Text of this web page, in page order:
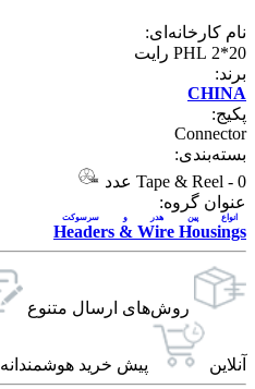
نام کارخانه‌ای:
PHL 2*20 رایت
برند:
CHINA
پکیج:
Connector
بسته‌بندی:
Tape & Reel - 0 عدد
عنوان گروه:
Headers & Wire Housings
انواع پین هدر و سرسوکت
روش‌های ارسال‌ متنوع
آنلاین پیش خرید هوشمندانه